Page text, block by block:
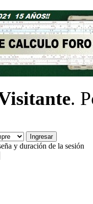
.
y duración de la sesión